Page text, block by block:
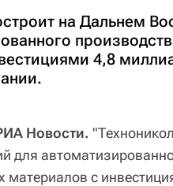
на Дальнем
4,8
Новости.
для
материалов с